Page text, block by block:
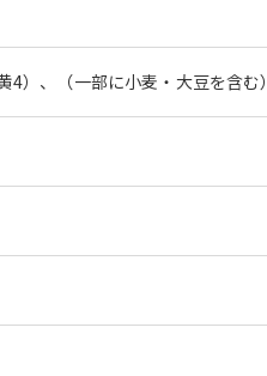
）、（一部に小麦・大豆を含む）